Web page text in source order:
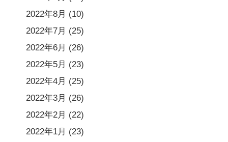
2022年8月 (10)
2022年7月 (25)
2022年6月 (26)
2022年5月 (23)
2022年4月 (25)
2022年3月 (26)
2022年2月 (22)
2022年1月 (23)